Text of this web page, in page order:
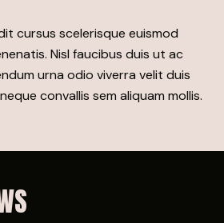
cursus scelerisque euismod
Nisl faucibus duis ut ac
urna odio viverra velit duis
convallis sem aliquam mollis.